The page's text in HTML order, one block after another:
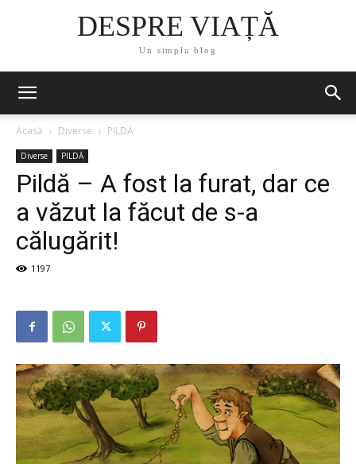
DESPRE VIAȚĂ
Un simplu blog
Acasă Diverse PILDĂ
Diverse PILDĂ
Pildă – A fost la furat, dar ce
a văzut la făcut de s-a
călugărit!
1197